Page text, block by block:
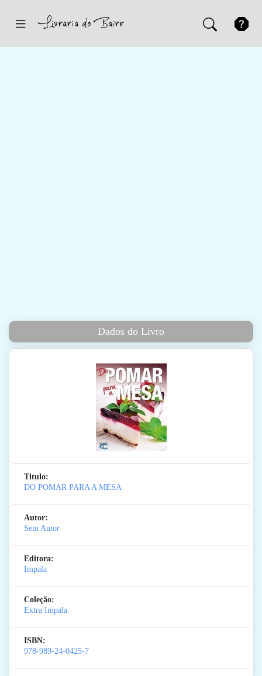
Dados do Livro
Titulo:
DO POMAR PARA A MESA
Autor:
Sem Autor
Editora:
Impala
Coleção:
Extra Impala
ISBN:
978-989-24-0425-7